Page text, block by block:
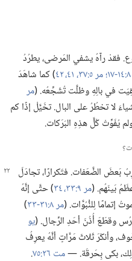
فقدْ رآهُ يشفي المَرضى،‏ يطرُدُ
مر ٥:‏٣٧،‏
‏)‏ كما شاهَدَ
في بالِهِ وظلَّت تُشَجِّعُه.‏ (‏مر
لا تخطُرُ على البال.‏ تخَيَّلْ إذًا كم
يُفَوِّتْ كُلَّ هذِهِ البَرَكات.‏
بَعضَ الضَّعَفات.‏ فتَكرارًا،‏ تجادَلَ
بَينَهُم.‏ (‏مر ٩:‏٣٣،‏ ٣٤
‏)‏ حتَّى إنَّهُ
إتمامًا لِلنُّبُوَّات.‏ (‏مر ٨:‏٣١-‏٣٣
‏)‏
وقطَعَ أُذُنَ أحَدِ الرِّجال.‏ (‏يو
وأنكَرَ ثَلاثَ مَرَّاتٍ أنَّهُ يعرِفُ
بكى بِحَرقَة.‏ —‏مت ٢٦:‏٧٥ ‏.‏